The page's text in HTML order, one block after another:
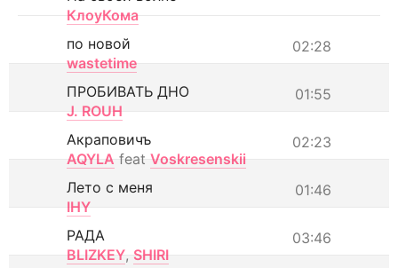
КлоуКома
02:28
по новой
wastetime
01:55
ПРОБИВАТЬ ДНО
J. ROUH
02:23
Акраповичъ
AQYLA feat Voskresenskii
01:46
Лето с меня
IHY
03:46
РАДА
BLIZKEY, SHIRI